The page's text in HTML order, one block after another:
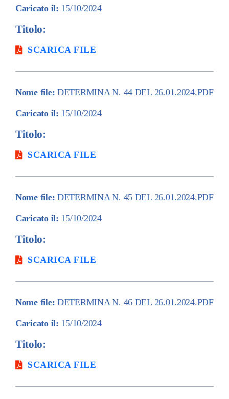
Caricato il: 15/10/2024
Titolo:
SCARICA FILE
Nome file: DETERMINA N. 44 DEL 26.01.2024.PDF
Caricato il: 15/10/2024
Titolo:
SCARICA FILE
Nome file: DETERMINA N. 45 DEL 26.01.2024.PDF
Caricato il: 15/10/2024
Titolo:
SCARICA FILE
Nome file: DETERMINA N. 46 DEL 26.01.2024.PDF
Caricato il: 15/10/2024
Titolo:
SCARICA FILE